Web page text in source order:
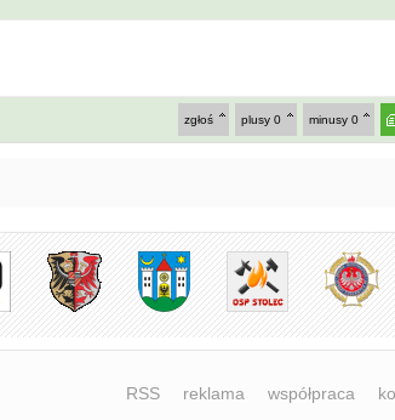
minusy 0
plusy 0
zgłoś
RSS reklama współpraca